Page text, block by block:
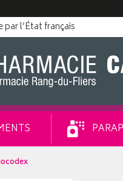
par l’État français